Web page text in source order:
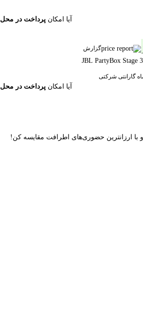
آیا امکانپرداخت در محل
گزارش
آیا امکانپرداخت در محل
با ارزانترین حضوری‌های اطرافت مقایسه کن!